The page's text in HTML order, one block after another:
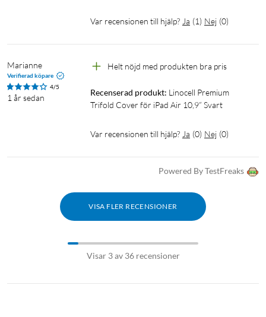
Var recensionen till hjälp? Ja (1) Nej (0)
Marianne
Verifierad köpare
4/5
1 år sedan
Helt nöjd med produkten bra pris
Recenserad produkt: Linocell Premium
Trifold Cover för iPad Air 10,9” Svart
Var recensionen till hjälp? Ja (0) Nej (0)
Powered By TestFreaks
VISA FLER RECENSIONER
Visar 3 av 36 recensioner